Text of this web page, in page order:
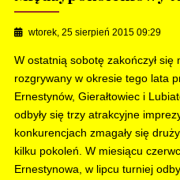
wtorek, 25 sierpień 2015 09:29
W ostatnią sobotę zakończył się
rozgrywany w okresie tego lata
Ernestynów, Gierałtowiec i
odbyły się trzy atrakcyjne
konkurencjach zmagały się
kilku pokoleń. W miesiącu
Ernestynowa, w lipcu turniej